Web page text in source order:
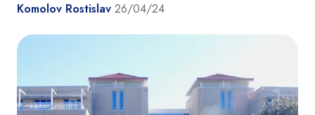
Komolov Rostislav 26/04/24